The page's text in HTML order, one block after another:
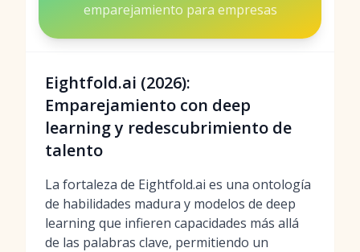
emparejamiento para empresas
Eightfold.ai (2026):
Emparejamiento con deep
learning y redescubrimiento de
talento
La fortaleza de Eightfold.ai es una ontología
de habilidades madura y modelos de deep
learning que infieren capacidades más allá
de las palabras clave, permitiendo un